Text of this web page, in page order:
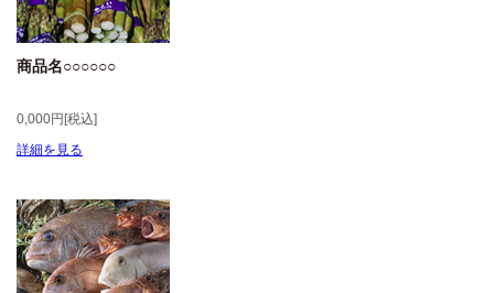
商品名○○○○○○
0,000円[税込]
詳細を見る